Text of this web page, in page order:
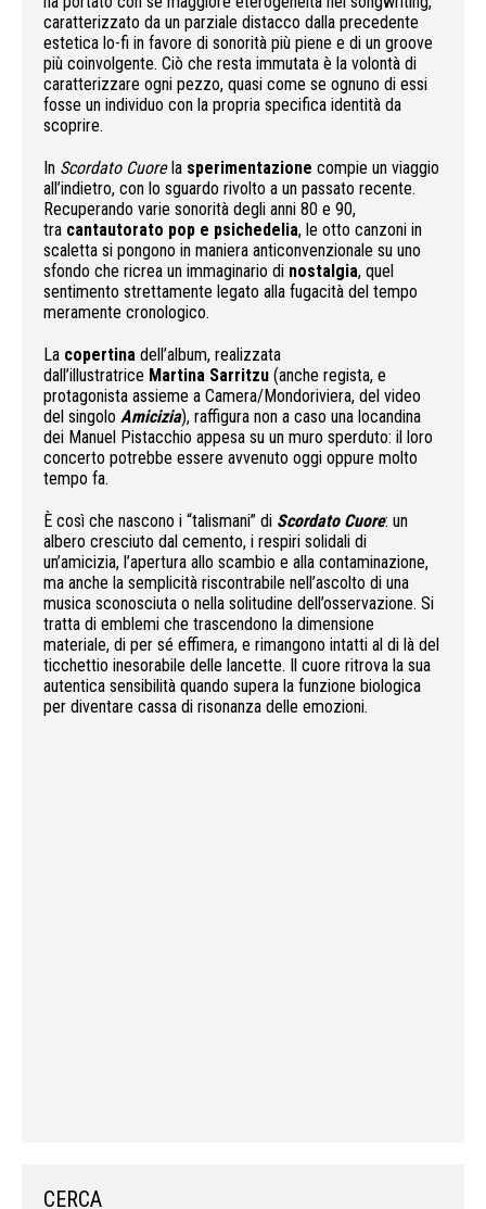
caratterizzato da un parziale distacco dalla precedente
estetica lo-fi in favore di sonorità più piene e di un groove
più coinvolgente. Ciò che resta immutata è la volontà di
caratterizzare ogni pezzo, quasi come se ognuno di essi
fosse un individuo con la propria specifica identità da
scoprire.
In Scordato Cuore la sperimentazione compie un viaggio
all’indietro, con lo sguardo rivolto a un passato recente.
Recuperando varie sonorità degli anni 80 e 90,
tra cantautorato pop e psichedelia, le otto canzoni in
scaletta si pongono in maniera anticonvenzionale su uno
sfondo che ricrea un immaginario di nostalgia, quel
sentimento strettamente legato alla fugacità del tempo
meramente cronologico.
La copertina dell’album, realizzata
dall’illustratrice Martina Sarritzu (anche regista, e
protagonista assieme a Camera/Mondoriviera, del video
del singolo Amicizia), raffigura non a caso una locandina
dei Manuel Pistacchio appesa su un muro sperduto: il loro
concerto potrebbe essere avvenuto oggi oppure molto
tempo fa.
È così che nascono i “talismani” di Scordato Cuore: un
albero cresciuto dal cemento, i respiri solidali di
un’amicizia, l’apertura allo scambio e alla contaminazione,
ma anche la semplicità riscontrabile nell’ascolto di una
musica sconosciuta o nella solitudine dell’osservazione. Si
tratta di emblemi che trascendono la dimensione
materiale, di per sé effimera, e rimangono intatti al di là del
ticchettio inesorabile delle lancette. Il cuore ritrova la sua
autentica sensibilità quando supera la funzione biologica
per diventare cassa di risonanza delle emozioni.
CERCA